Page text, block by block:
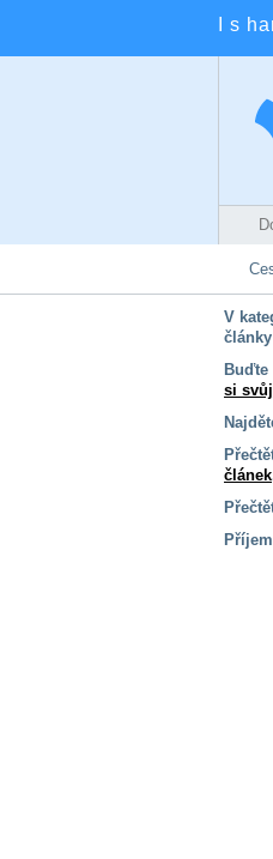
I s
V
si
článek